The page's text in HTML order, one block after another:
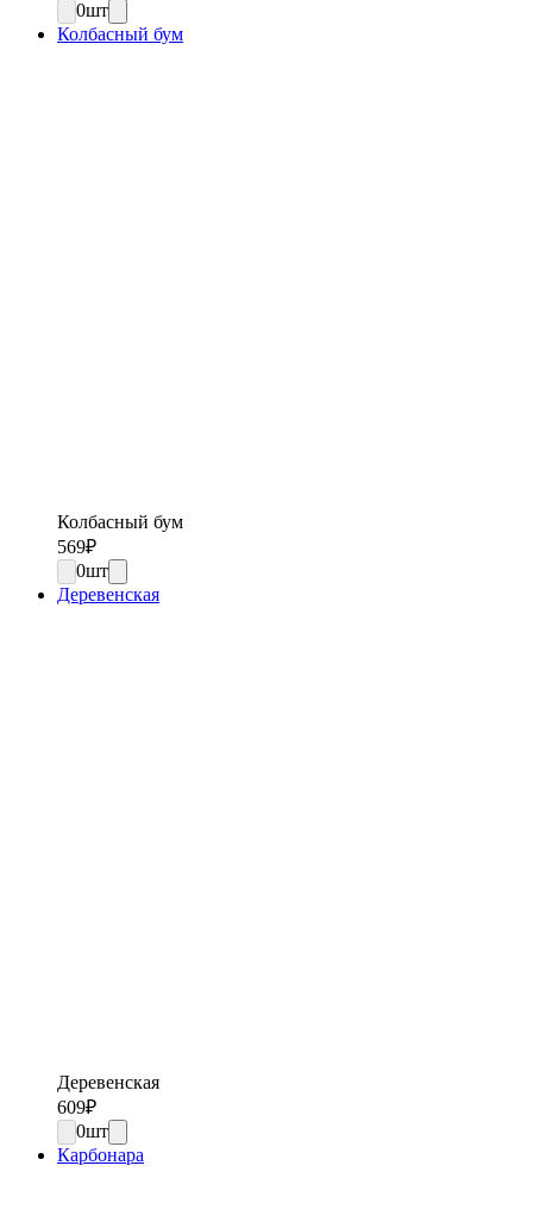
0шт
Колбасный бум
Колбасный бум
569₽
0шт
Деревенская
Деревенская
609₽
0шт
Карбонара